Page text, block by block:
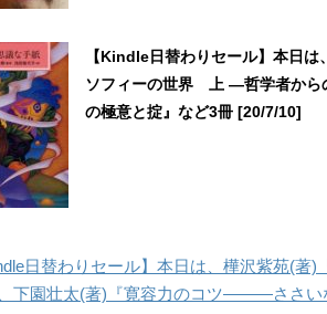
【Kindle日替わりセール】本日
ソフィーの世界 上 ―哲学者から
の極意と掟』など3冊 [20/7/10]
日替わりセール】本日は、樺沢紫苑(著
下園壮太(著)『寛容力のコツ―――ささい